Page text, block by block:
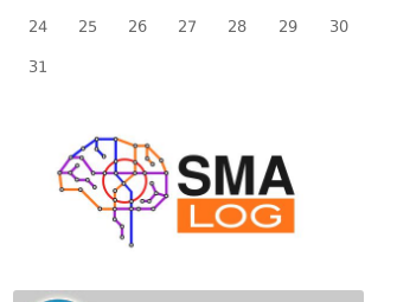
24 25 26 27 28 29 30
31